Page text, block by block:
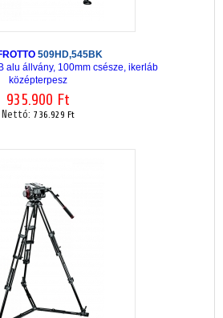
509HD,545BK
alu állvány, 100mm csésze, ikerláb
középterpesz
935.900 Ft
Nettó: 736.929 Ft